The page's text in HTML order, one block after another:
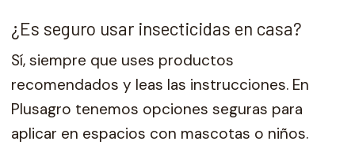
¿Es seguro usar insecticidas en casa?
Sí, siempre que uses productos
recomendados y leas las instrucciones. En
Plusagro tenemos opciones seguras para
aplicar en espacios con mascotas o niños.